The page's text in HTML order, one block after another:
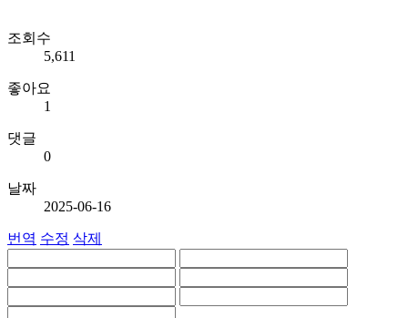
조회수
5,611
좋아요
1
댓글
0
날짜
2025-06-16
번역 수정 삭제